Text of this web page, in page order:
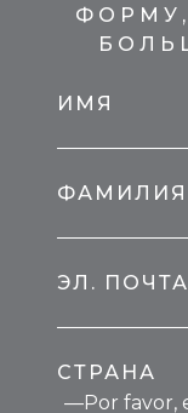
ИМЯ
ФАМИЛИЯ
ЭЛ. ПОЧТА
СТРАНА